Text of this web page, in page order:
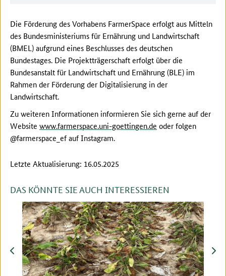
Die Förderung des Vorhabens FarmerSpace erfolgt aus Mitteln
des Bundesministeriums für Ernährung und Landwirtschaft
(BMEL) aufgrund eines Beschlusses des deutschen
Bundestages. Die Projektträgerschaft erfolgt über die
Bundesanstalt für Landwirtschaft und Ernährung (BLE) im
Rahmen der Förderung der Digitalisierung in der
Landwirtschaft.
Zu weiteren Informationen informieren Sie sich gerne auf der
Website www.farmerspace.uni-goettingen.de oder folgen
@farmerspace_ef auf Instagram.
Letzte Aktualisierung: 16.05.2025
DAS KÖNNTE SIE AUCH INTERESSIEREN
zurück vor